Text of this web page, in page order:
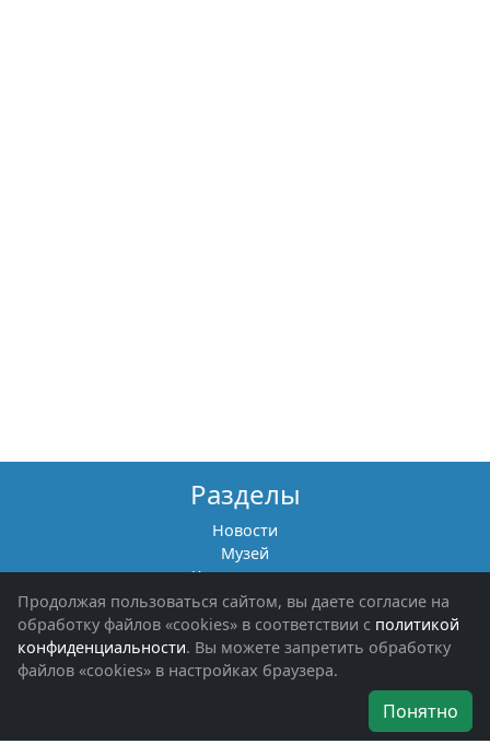
Разделы
Новости
Музей
Книги памяти
Фотоальбомы
Обращения граждан
Помощь участникам СВО и их семьям
Об организации
Продолжая пользоваться сайтом, вы даете согласие на
обработку файлов «cookies» в соответствии с политикой
конфиденциальности. Вы можете запретить обработку
файлов «cookies» в настройках браузера.
Понятно